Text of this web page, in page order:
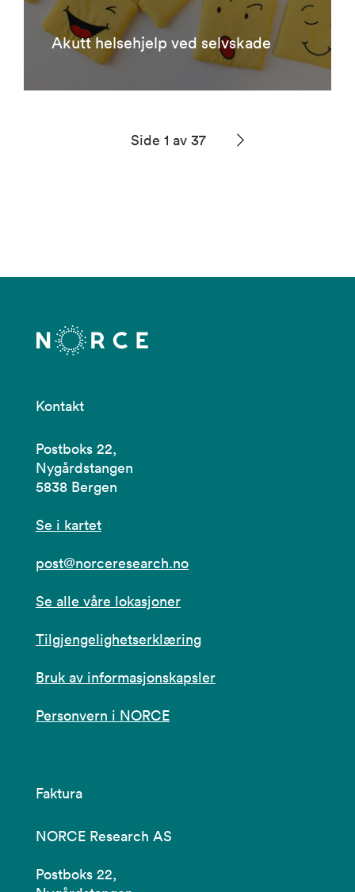
Akutt helsehjelp ved selvskade
Side 1 av 37
Kontakt
Postboks 22,
Nygårdstangen
5838 Bergen
Se i kartet
post@norceresearch.no
Se alle våre lokasjoner
Tilgjengelighetserklæring
Bruk av informasjonskapsler
Personvern i NORCE
Faktura
NORCE Research AS
Postboks 22,